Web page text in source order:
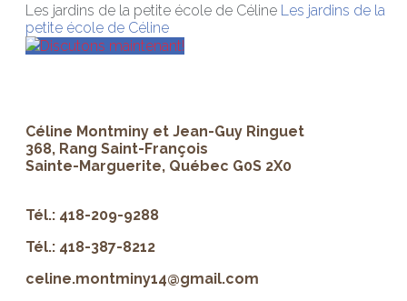
Les jardins de la petite école de Céline Les jardins de la
petite école de Céline
Discutons maintenant!
Céline Montminy et Jean-Guy Ringuet
368, Rang Saint-François
Sainte-Marguerite, Québec G0S 2X0
Tél.: 418-209-9288
Tél.: 418-387-8212
celine.montminy14@gmail.com